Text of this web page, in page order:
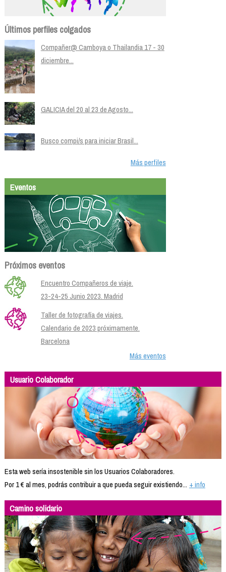
Últimos perfiles colgados
Compañer@ Camboya o Thailandia 17 - 30
diciembre...
GALICIA del 20 al 23 de Agosto...
Busco compi/s para iniciar Brasil...
Más perfiles
Eventos
Próximos eventos
Encuentro Compañeros de viaje.
23-24-25 Junio 2023. Madrid
Taller de fotografía de viajes.
Calendario de 2023 próximamente.
Barcelona
Más eventos
Usuario Colaborador
Esta web sería insostenible sin los Usuarios Colaboradores.
Por 1 € al mes, podrás contribuir a que pueda seguir existiendo... + info
Camino solidario